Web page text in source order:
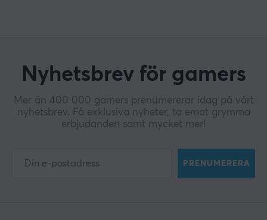
40.1 mm
1530 g
Nyhetsbrev för gamers
Mer än 400 000 gamers prenumererar idag på vårt
nyhetsbrev. Få exklusiva nyheter, ta emot grymma
erbjudanden samt mycket mer!
PRENUMERERA